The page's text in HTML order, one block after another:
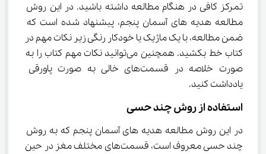
تمرکز کافی در هنگام مطالعه داشته باشید. در این روش
مطالعه هدیه ‌های آسمان پنجم، پیشنهاد شده است که
ضمن مطالعه، با یک ماژیک یا خودکار رنگی زیر نکات مهم در
کتاب خط بکشید. همچنین می‌توانید نکات مهم کتاب را به
صورت خلاصه در قسمت‌های خالی به صورت پاورقی
یادداشت کنید.
استفاده از روش چند حسی
در این روش مطالعه هدیه ‌های آسمان پنجم که به روش
چند حسی معروف است، قسمت‌های مختلف مغز در حین